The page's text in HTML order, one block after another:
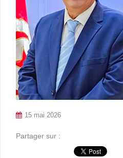
15 mai 2026
Partager sur :